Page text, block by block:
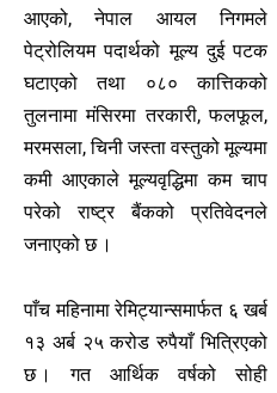
आएको, नेपाल आयल निगमले
पेट्रोलियम पदार्थको मूल्य दुई पटक
घटाएको तथा ०८० कात्तिकको
तुलनामा मंसिरमा तरकारी, फलफूल,
मरमसला, चिनी जस्ता वस्तुको मूल्यमा
कमी आएकाले मूल्यवृद्धिमा कम चाप
परेको राष्ट्र बैंकको प्रतिवेदनले
जनाएको छ ।
पाँच महिनामा रेमिट्यान्समार्फत ६ खर्ब
१३ अर्ब २५ करोड रुपैयाँ भित्रिएको
छ । गत आर्थिक वर्षको सोही